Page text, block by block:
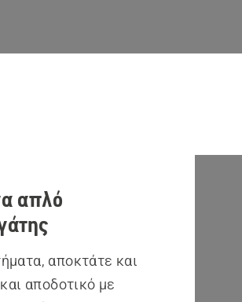
απλό
αποκτάτε και
αποδοτικό με